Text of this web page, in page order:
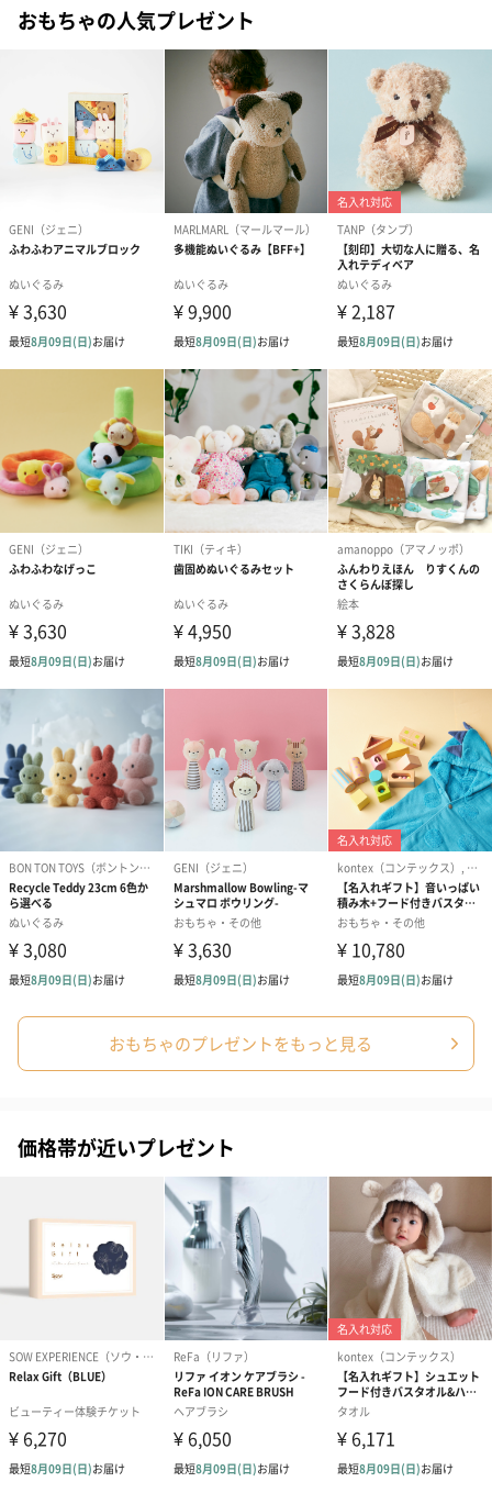
紙袋
お渡し用の紙袋です。
商品に合わせたサイズをお届けします。
あり（280円）
メッセージカード（通常・写真・グリーティング）
誕生日や結婚祝い・出産祝いなど、様々なシーンのメッセージカ
ードを同梱します。
メッセージカードや封筒のデザインは一部変更する場合がありま
す。
写真付きメッセージカ
写真付きメッセージカ
ンク（680円）
【誕生日】
刷なし）（
商品の形質上、のしを直接添付できない商品にのし風のカードを
同梱します。
※のし下はご記入いただけません。
※カードのデザインは一部変更する場合があります。
結婚祝い（御結婚御
祝）（110円）
出産祝い（御出産御
祝）（110円）
出産祝いちょい足しギフト
出産祝いギフトへの＋αにおすすめです。お母様にもお子様にも嬉
しいギフトオプションをご用意いたしました。
商品と同梱してお届けいたします。
おもちゃの人気プレゼント
おもちゃのプレゼントをもっと見る
価格帯が近いプレゼント